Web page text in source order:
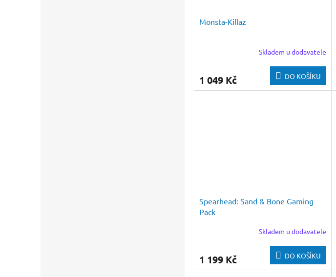
Monsta-Killaz
Skladem u dodavatele
1 049 Kč DO KOŠÍKU
Spearhead: Sand & Bone Gaming
Pack
Skladem u dodavatele
1 199 Kč DO KOŠÍKU